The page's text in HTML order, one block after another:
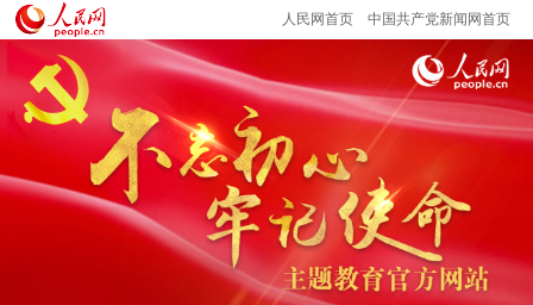
人民网首页 中国共产党新闻网首页